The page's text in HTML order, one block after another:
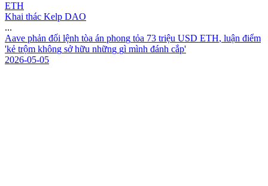
ETH
Khai thác Kelp DAO
...
Aave phản đối lệnh tòa án phong tỏa 73 triệu USD ETH, luận điểm
'kẻ trộm không sở hữu những gì mình đánh cắp'
2026-05-05